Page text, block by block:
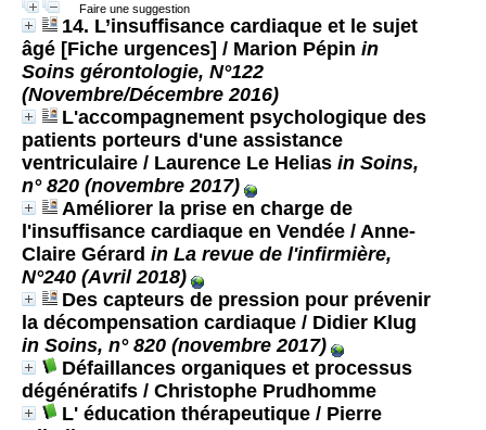
Faire une suggestion
14. L’insuffisance cardiaque et le sujet
âgé [Fiche urgences] / Marion Pépin in
Soins gérontologie, N°122
(Novembre/Décembre 2016)
L'accompagnement psychologique des
patients porteurs d'une assistance
ventriculaire / Laurence Le Helias in Soins,
n° 820 (novembre 2017)
Améliorer la prise en charge de
l'insuffisance cardiaque en Vendée / Anne-
Claire Gérard in La revue de l'infirmière,
N°240 (Avril 2018)
Des capteurs de pression pour prévenir
la décompensation cardiaque / Didier Klug
in Soins, n° 820 (novembre 2017)
Défaillances organiques et processus
dégénératifs / Christophe Prudhomme
L' éducation thérapeutique / Pierre